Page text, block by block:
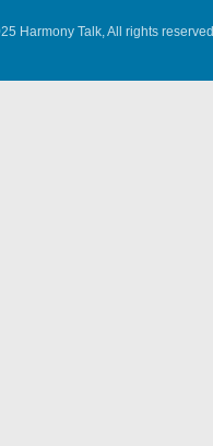
Harmony Talk, All rights reserved.